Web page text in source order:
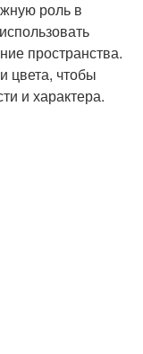
роль в
пространства.
цвета, чтобы
и характера.